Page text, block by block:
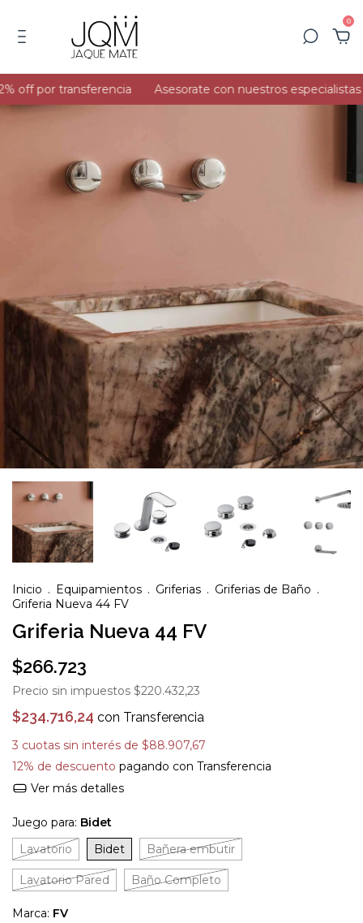
0
off por transferencia Asesorate con nuestros especialistas
Inicio . Equipamientos . Griferias . Griferias de Baño .
Griferia Nueva 44 FV
Griferia Nueva 44 FV
$266.723
Precio sin impuestos $220.432,23
$234.716,24 con Transferencia
3 cuotas sin interés de $88.907,67
12% de descuento pagando con Transferencia
Ver más detalles
Juego para: Bidet
Lavatorio
Bidet Bañera embutir
Lavatorio Pared Baño Completo
Marca: FV